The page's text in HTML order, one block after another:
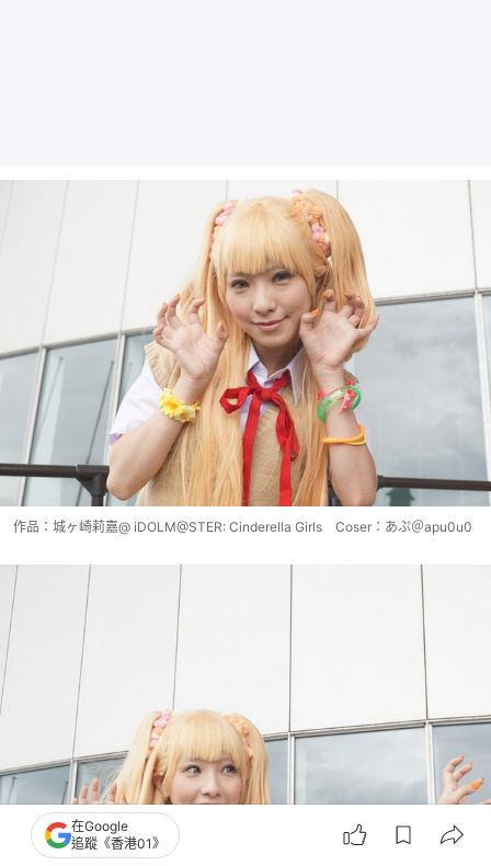
作品：城ヶ崎莉嘉@ iDOLM@STER: Cinderella Girls Coser：あぷ＠apu0u0
在Google
追蹤《香港01》